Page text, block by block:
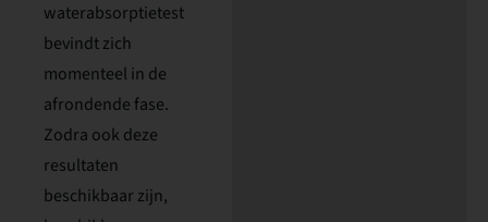
waterabsorptietest
bevindt zich
momenteel in de
afrondende fase.
Zodra ook deze
resultaten
beschikbaar zijn,